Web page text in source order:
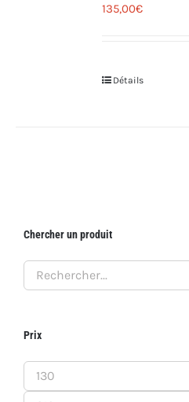
135,00€
Détails
Chercher un produit
Prix
Prix
min